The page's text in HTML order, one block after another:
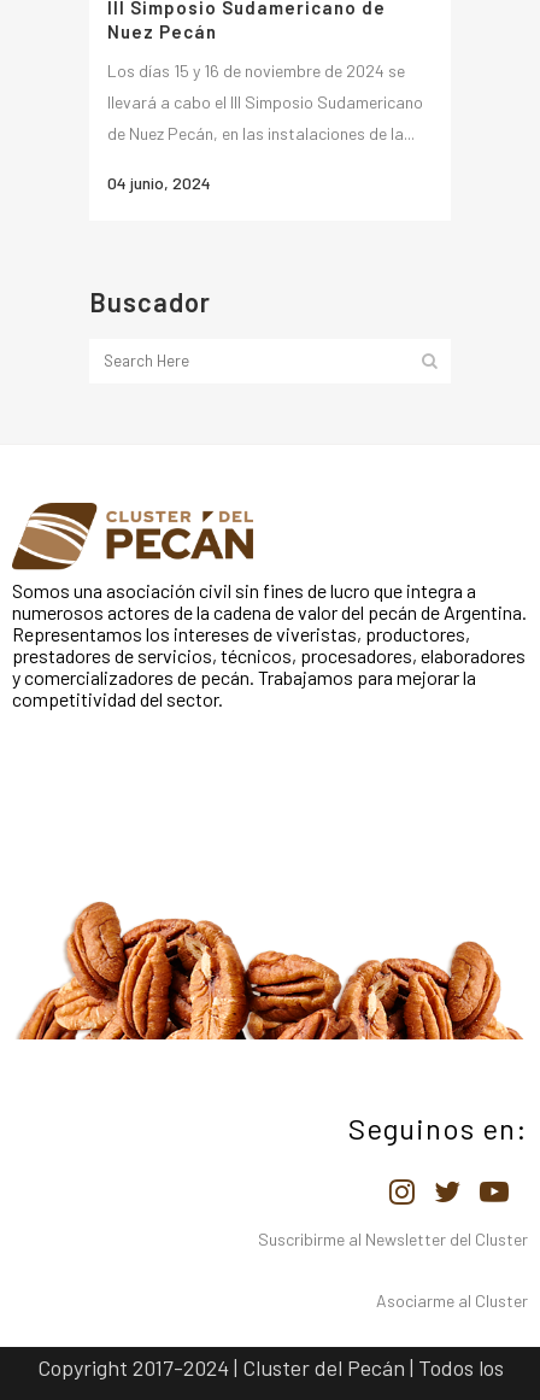
III Simposio Sudamericano de
Nuez Pecán
Los días 15 y 16 de noviembre de 2024 se
llevará a cabo el III Simposio Sudamericano
de Nuez Pecán, en las instalaciones de la...
04 junio, 2024
Buscador
Somos una asociación civil sin fines de lucro que integra a
numerosos actores de la cadena de valor del pecán de Argentina.
Representamos los intereses de viveristas, productores,
prestadores de servicios, técnicos, procesadores, elaboradores
y comercializadores de pecán. Trabajamos para mejorar la
competitividad del sector.
Seguinos en:
Suscribirme al Newsletter del Cluster
Asociarme al Cluster
Copyright 2017-2024 | Cluster del Pecán | Todos los